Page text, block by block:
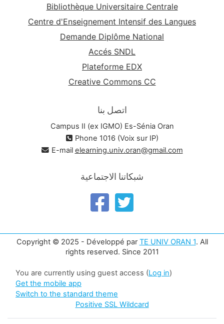
Bibliothèque Universitaire Centrale
Centre d'Enseignement Intensif des Langues
Demande Diplôme National
Accés SNDL
Plateforme EDX
Creative Commons CC
اتصل بنا
Campus II (ex IGMO) Es-Sénia Oran
Phone 1016 (Voix sur IP)
E-mail elearning.univ.oran@gmail.com
شبكاتنا الاجتماعية
Copyright © 2025 - Développé par TE UNIV ORAN 1. All
rights reserved. Since 2011
You are currently using guest access (Log in)
Get the mobile app
Switch to the standard theme
Positive SSL Wildcard